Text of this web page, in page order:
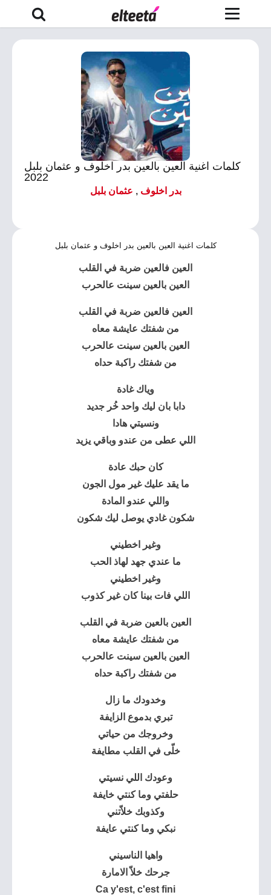
كلمات اغنية العين بالعين بدر اخلوف و عثمان بلبل
2022
بدر اخلوف , عثمان بلبل
كلمات اغنية العين بالعين بدر اخلوف و عثمان بلبل
العين فالعين ضربة في القلب
العين بالعين سينت عالحرب
العين فالعين ضربة في القلب
من شفتك عايشة معاه
العين بالعين سينت عالحرب
من شفتك راكبة حداه
وياك غادة
دابا بان ليك واحد خُر جديد
ونسيتي هادا
اللي عطى من عندو وباقي يزيد
كان حبك عادة
ما يقد عليك غير مول الجون
واللي عندو المادة
شكون غادي يوصل ليك شكون
وغير اخطيني
ما عندي جهد لهاذ الحب
وغير اخطيني
اللي فات بينا كان غير كذوب
العين بالعين ضربة في القلب
من شفتك عايشة معاه
العين بالعين سينت عالحرب
من شفتك راكبة حداه
وخدودك ما زال
تبري بدموع الزايفة
وخروجك من حياتي
خلّى في القلب مطايفة
وعودك اللي نسيتي
حلفتي وما كنتي خايفة
وكذوبك خلاّتني
نبكي وما كنتي عايفة
واهيا الناسيني
جرحك خلاّ الامارة
Ca y'est, c'est fini